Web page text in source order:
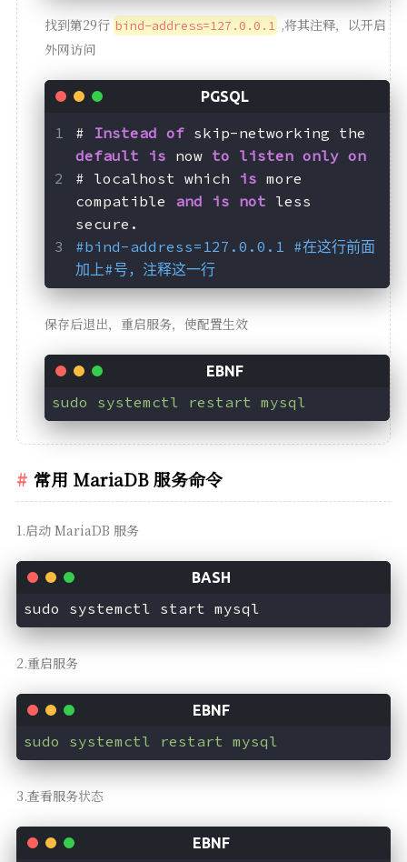
找到第29行 bind-address=127.0.0.1 ,将其注释，以开启
外网访问
# Instead of
default
is now to listen only on
# localhost which
is more
compatible and is not less
secure.
#bind-address=127.0.0.1 #在这行前面
加上#号，注释这一行
保存后退出，重启服务，使配置生效
sudo systemctl restart mysql
常用 MariaDB 服务命令
1.启动 MariaDB 服务
2.重启服务
sudo systemctl restart mysql
3.查看服务状态